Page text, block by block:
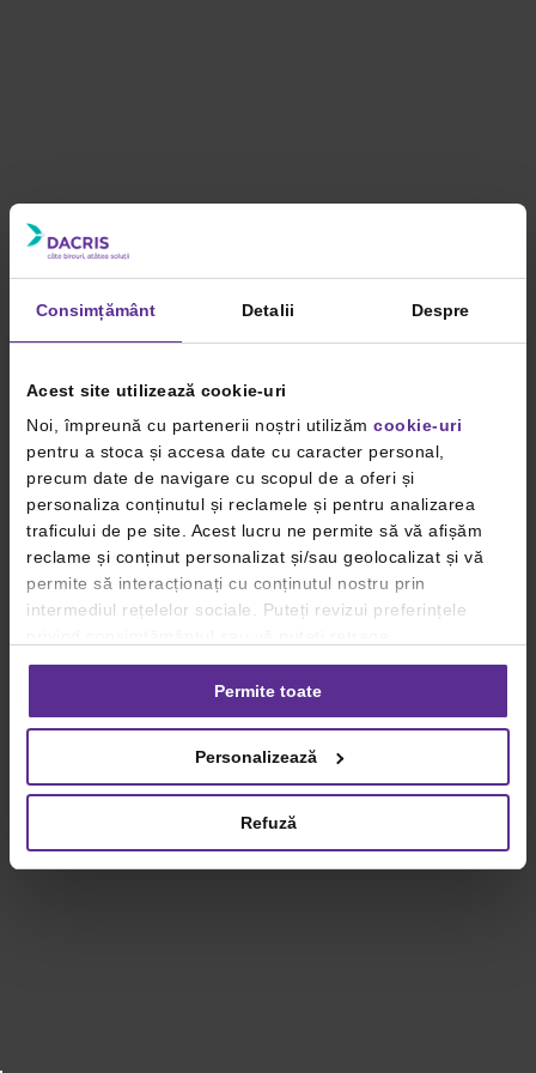
Consimțământ Detalii Despre
Acest site utilizează cookie-uri
Noi, împreună cu partenerii noștri utilizăm cookie-uri
pentru a stoca și accesa date cu caracter personal,
precum date de navigare cu scopul de a oferi și
personaliza conținutul și reclamele și pentru analizarea
traficului de pe site. Acest lucru ne permite să vă afișăm
reclame și conținut personalizat și/sau geolocalizat și vă
permite să interacționați cu conținutul nostru prin
intermediul rețelelor sociale. Puteți revizui preferințele
consimțământul oricând, făcând click pe linkul către
setările dvs. de cookie-uri.
privind utilizarea modulelor cookie.Detalii
Permite toate
Personalizează
Refuză